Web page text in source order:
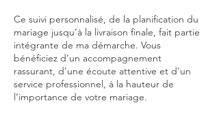
Ce suivi personnalisé, de la planification du
mariage jusqu’à la livraison finale, fait partie
intégrante de ma démarche. Vous
bénéficiez d’un accompagnement
rassurant, d’une écoute attentive et d’un
service professionnel, à la hauteur de
l’importance de votre mariage.